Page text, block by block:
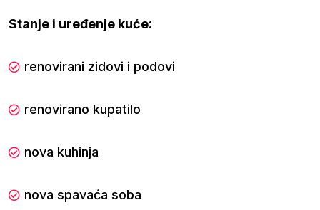
Stanje i uređenje kuće:
renovirani zidovi i podovi
renovirano kupatilo
nova kuhinja
nova spavaća soba